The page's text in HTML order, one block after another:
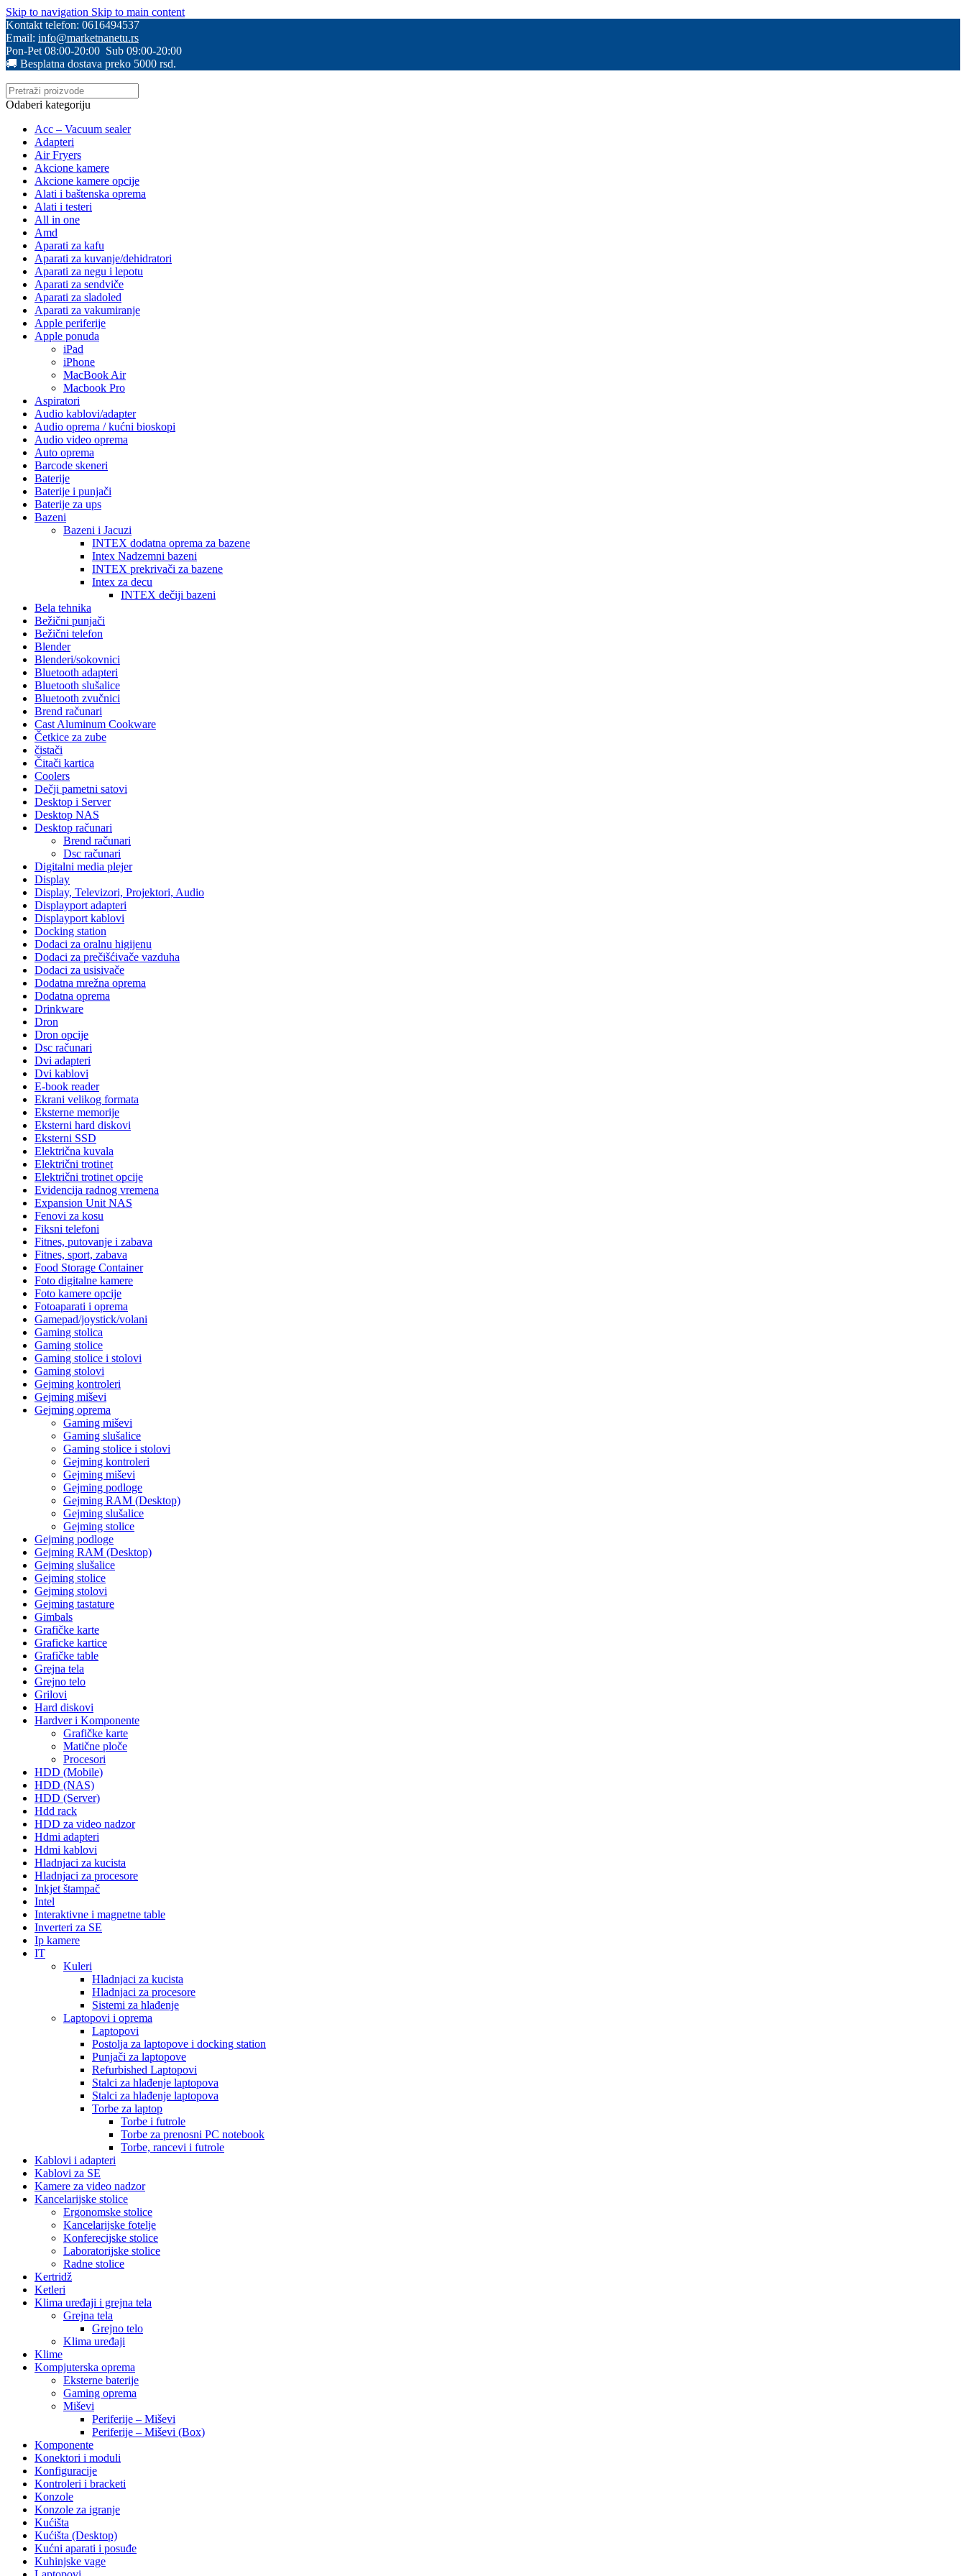
Skip to navigation Skip to main content
Kontakt telefon: 0616494537
Email: info@marketnanetu.rs
Pon-Pet 08:00-20:00 Sub 09:00-20:00
🚚 Besplatna dostava preko 5000 rsd.
Odaberi kategoriju
Acc – Vacuum sealer
Adapteri
Air Fryers
Akcione kamere
Akcione kamere opcije
Alati i baštenska oprema
Alati i testeri
All in one
Amd
Aparati za kafu
Aparati za kuvanje/dehidratori
Aparati za negu i lepotu
Aparati za sendviče
Aparati za sladoled
Aparati za vakumiranje
Apple periferije
Apple ponuda
iPad
iPhone
MacBook Air
Macbook Pro
Aspiratori
Audio kablovi/adapter
Audio oprema / kućni bioskopi
Audio video oprema
Auto oprema
Barcode skeneri
Baterije
Baterije i punjači
Baterije za ups
Bazeni
Bazeni i Jacuzi
INTEX dodatna oprema za bazene
Intex Nadzemni bazeni
INTEX prekrivači za bazene
Intex za decu
INTEX dečiji bazeni
Bela tehnika
Bežični punjači
Bežični telefon
Blender
Blenderi/sokovnici
Bluetooth adapteri
Bluetooth slušalice
Bluetooth zvučnici
Brend računari
Cast Aluminum Cookware
Četkice za zube
čistači
Čitači kartica
Coolers
Dečji pametni satovi
Desktop i Server
Desktop NAS
Desktop računari
Brend računari
Dsc računari
Digitalni media plejer
Display
Display, Televizori, Projektori, Audio
Displayport adapteri
Displayport kablovi
Docking station
Dodaci za oralnu higijenu
Dodaci za prečišćivače vazduha
Dodaci za usisivače
Dodatna mrežna oprema
Dodatna oprema
Drinkware
Dron
Dron opcije
Dsc računari
Dvi adapteri
Dvi kablovi
E-book reader
Ekrani velikog formata
Eksterne memorije
Eksterni hard diskovi
Eksterni SSD
Električna kuvala
Električni trotinet
Električni trotinet opcije
Evidencija radnog vremena
Expansion Unit NAS
Fenovi za kosu
Fiksni telefoni
Fitnes, putovanje i zabava
Fitnes, sport, zabava
Food Storage Container
Foto digitalne kamere
Foto kamere opcije
Fotoaparati i oprema
Gamepad/joystick/volani
Gaming stolica
Gaming stolice
Gaming stolice i stolovi
Gaming stolovi
Gejming kontroleri
Gejming miševi
Gejming oprema
Gaming miševi
Gaming slušalice
Gaming stolice i stolovi
Gejming kontroleri
Gejming miševi
Gejming podloge
Gejming RAM (Desktop)
Gejming slušalice
Gejming stolice
Gejming podloge
Gejming RAM (Desktop)
Gejming slušalice
Gejming stolice
Gejming stolovi
Gejming tastature
Gimbals
Grafičke karte
Graficke kartice
Grafičke table
Grejna tela
Grejno telo
Grilovi
Hard diskovi
Hardver i Komponente
Grafičke karte
Matične ploče
Procesori
HDD (Mobile)
HDD (NAS)
HDD (Server)
Hdd rack
HDD za video nadzor
Hdmi adapteri
Hdmi kablovi
Hladnjaci za kucista
Hladnjaci za procesore
Inkjet štampač
Intel
Interaktivne i magnetne table
Inverteri za SE
Ip kamere
IT
Kuleri
Hladnjaci za kucista
Hladnjaci za procesore
Sistemi za hlađenje
Laptopovi i oprema
Laptopovi
Postolja za laptopove i docking station
Punjači za laptopove
Refurbished Laptopovi
Stalci za hlađenje laptopova
Stalci za hlađenje laptopova
Torbe za laptop
Torbe i futrole
Torbe za prenosni PC notebook
Torbe, rancevi i futrole
Kablovi i adapteri
Kablovi za SE
Kamere za video nadzor
Kancelarijske stolice
Ergonomske stolice
Kancelarijske fotelje
Konferecijske stolice
Laboratorijske stolice
Radne stolice
Kertridž
Ketleri
Klima uređaji i grejna tela
Grejna tela
Grejno telo
Klima uređaji
Klime
Kompjuterska oprema
Eksterne baterije
Gaming oprema
Miševi
Periferije – Miševi
Periferije – Miševi (Box)
Komponente
Konektori i moduli
Konfiguracije
Kontroleri i bracketi
Konzole
Konzole za igranje
Kućišta
Kućišta (Desktop)
Kućni aparati i posuđe
Kuhinjske vage